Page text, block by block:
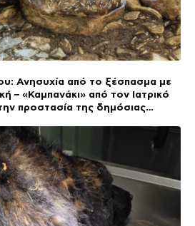
Ανησυχία από το ξέσπασμα με
– «Καμπανάκι» από τον Ιατρικό
προστασία της δημόσιας